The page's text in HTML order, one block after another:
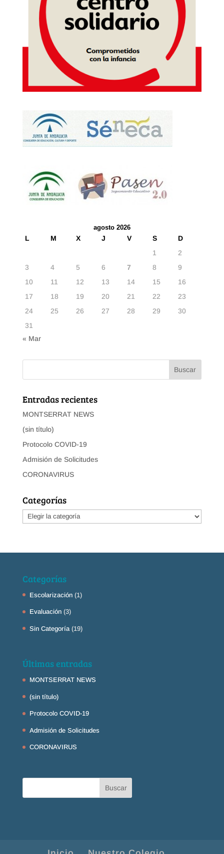
agosto 2026
L M X J V S
D
1
2
3
4 5 6 7 8
9
10
11 12 13 14 15
16
17
18 19 20 21 22
23
24
25 26 27 28 29
30
31
« Mar
Entradas recientes
MONTSERRAT NEWS
(sin título)
Protocolo COVID-19
Admisión de Solicitudes
CORONAVIRUS
Categorías
Categorías
Categorías
Escolarización(1)
Evaluación(3)
Sin Categoría(19)
Últimas entradas
MONTSERRAT NEWS
(sin título)
Protocolo COVID-19
Admisión de Solicitudes
CORONAVIRUS